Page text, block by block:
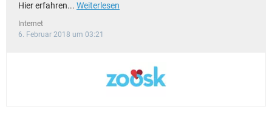
Hier erfahren... Weiterlesen
Internet
6. Februar 2018 um 03:21